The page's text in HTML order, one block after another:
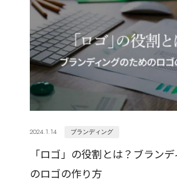
2024.1.14 ブランディング
「ロゴ」の役割とは？ブラン
のロゴの作り方